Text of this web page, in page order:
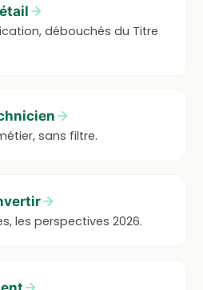
débouchés du Titre
sans filtre.
les perspectives 2026.